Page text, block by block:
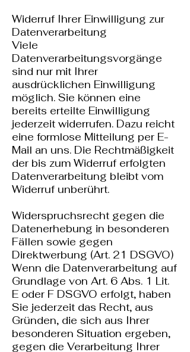
Widerruf Ihrer Einwilligung zur
Datenverarbeitung
Viele
Datenverarbeitungsvorgänge
sind nur mit Ihrer
ausdrücklichen Einwilligung
möglich. Sie können eine
bereits erteilte Einwilligung
jederzeit widerrufen. Dazu reicht
eine formlose Mitteilung per E-
Mail an uns. Die Rechtmäßigkeit
der bis zum Widerruf erfolgten
Datenverarbeitung bleibt vom
Widerruf unberührt.
Widerspruchsrecht gegen die
Datenerhebung in besonderen
Fällen sowie gegen
Direktwerbung (Art. 21 DSGVO)
Wenn die Datenverarbeitung auf
Grundlage von Art. 6 Abs. 1 Lit.
E oder F DSGVO erfolgt, haben
Sie jederzeit das Recht, aus
Gründen, die sich aus Ihrer
besonderen Situation ergeben,
gegen die Verarbeitung Ihrer